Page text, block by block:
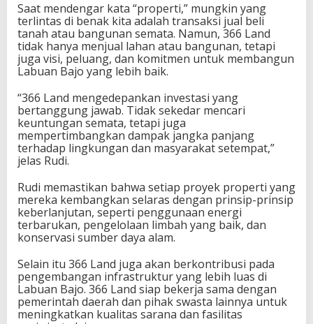
Saat mendengar kata “properti,” mungkin yang
terlintas di benak kita adalah transaksi jual beli
tanah atau bangunan semata. Namun, 366 Land
tidak hanya menjual lahan atau bangunan, tetapi
juga visi, peluang, dan komitmen untuk membangun
Labuan Bajo yang lebih baik.
“366 Land mengedepankan investasi yang
bertanggung jawab. Tidak sekedar mencari
keuntungan semata, tetapi juga
mempertimbangkan dampak jangka panjang
terhadap lingkungan dan masyarakat setempat,”
jelas Rudi.
Rudi memastikan bahwa setiap proyek properti yang
mereka kembangkan selaras dengan prinsip-prinsip
keberlanjutan, seperti penggunaan energi
terbarukan, pengelolaan limbah yang baik, dan
konservasi sumber daya alam.
Selain itu 366 Land juga akan berkontribusi pada
pengembangan infrastruktur yang lebih luas di
Labuan Bajo. 366 Land siap bekerja sama dengan
pemerintah daerah dan pihak swasta lainnya untuk
meningkatkan kualitas sarana dan fasilitas